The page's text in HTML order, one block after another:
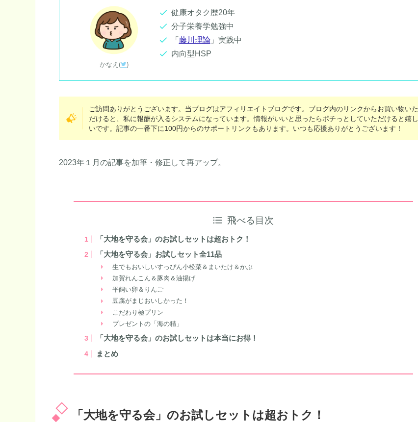
かなえ( )
健康オタク歴20年
分子栄養学勉強中
「 藤川理論」実践中
内向型HSP
ご訪問ありがとうございます。当ブログはアフィリエイトブログです。ブログ内のリンクからお買い物いた
だけると、私に報酬が入るシステムになっています。情報がいいと思ったらポチっとしていただけると嬉し
いです。記事の一番下に100円からのサポートリンクもあります。いつも応援ありがとうございます！
2023年１月の記事を加筆・修正して再アップ。
飛べる目次
「大地を守る会」のお試しセットは超おトク！
「大地を守る会」お試しセット全11品
生でもおいしいすっぴん小松菜＆まいたけ＆かぶ
加賀れんこん＆豚肉＆油揚げ
平飼い卵＆りんご
豆腐がまじおいしかった！
こだわり極プリン
プレゼントの「海の精」
「大地を守る会」のお試しセットは本当にお得！
まとめ
「大地を守る会」のお試しセットは超おトク！